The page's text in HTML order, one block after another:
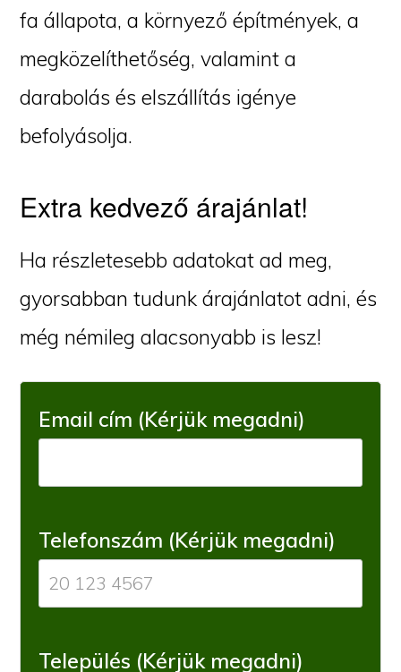
fa állapota, a környező építmények, a
megközelíthetőség, valamint a
darabolás és elszállítás igénye
befolyásolja.
Extra kedvező árajánlat!
Ha részletesebb adatokat ad meg,
gyorsabban tudunk árajánlatot adni, és
még némileg alacsonyabb is lesz!
Email cím (Kérjük megadni)
Telefonszám (Kérjük megadni)
Település (Kérjük megadni)